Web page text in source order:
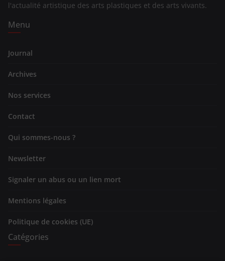
l'actualité artistique des arts plastiques et des arts vivants.
Menu
Journal
Archives
Nos services
Contact
Qui sommes-nous ?
Newsletter
Signaler un abus ou un lien mort
Mentions légales
Politique de cookies (UE)
Catégories